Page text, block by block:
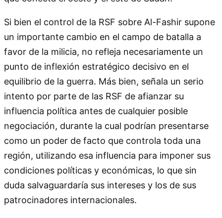
Si bien el control de la RSF sobre Al-Fashir supone
un importante cambio en el campo de batalla a
favor de la milicia, no refleja necesariamente un
punto de inflexión estratégico decisivo en el
equilibrio de la guerra. Más bien, señala un serio
intento por parte de las RSF de afianzar su
influencia política antes de cualquier posible
negociación, durante la cual podrían presentarse
como un poder de facto que controla toda una
región, utilizando esa influencia para imponer sus
condiciones políticas y económicas, lo que sin
duda salvaguardaría sus intereses y los de sus
patrocinadores internacionales.